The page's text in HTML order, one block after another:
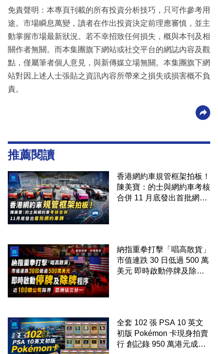
免責聲明：本專頁刊載的所有投資分析技巧，只可作參考用
途。市場瞬息萬變，讀者在作出投資決定前理應審慎，並主
動掌握市場最新狀況。若不幸招致任何損失，概與本刊及相
關作者無關。而本集團旗下網站或社交平台的網誌內容及觀
點，僅屬筆者個人意見，與新傳媒立場無關。本集團旗下網
站對因上述人士張貼之資訊內容所帶來之損失或損害概不負
責。
推薦閱讀
香港網約車規管框架拍板！
陳美寶：的士與網約車考核
合併 11 月底發出首批網約
納指重拳打擊「唱高散貨」
市值連跌 30 日低過 500 萬
美元 即時啟動停牌及除牌
全套 102 張 PSA 10 英文
初版 Pokémon 卡現身拍賣
行 創記錄 950 萬港元成交